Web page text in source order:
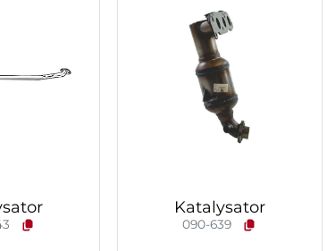
Katalysator
090-639